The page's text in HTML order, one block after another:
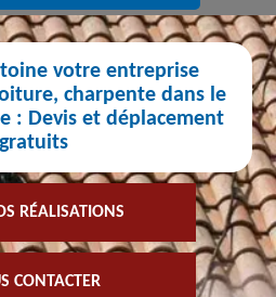
votre entreprise
charpente dans le
: Devis et déplacement
gratuits
RÉALISATIONS
CONTACTER